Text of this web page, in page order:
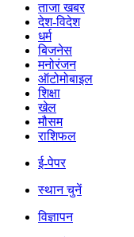
ताजा खबर
देश-विदेश
धर्म
बिजनेस
मनोरंजन
ऑटोमोबाइल
शिक्षा
खेल
मौसम
राशिफल
ई-पेपर
स्थान चुनें
विज्ञापन